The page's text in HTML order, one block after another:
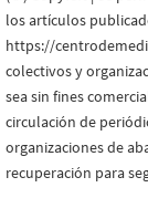
los artículos
https://
colectivos y
sea sin fines
circulación de
organizaciones de
recuperación para